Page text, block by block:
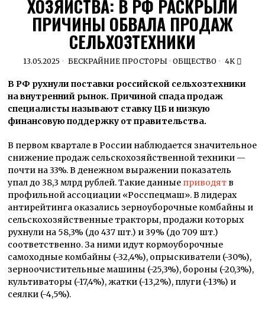
ХОЗЯЙСТВА: В РФ РАСКРЫЛИ
ПРИЧИНЫ ОБВАЛА ПРОДАЖ
СЕЛЬХОЗТЕХНИКИ
13.05.2025 БЕСКРАЙНИЕ ПРОСТОРЫ · ОБЩЕСТВО 4K
В РФ рухнули поставки российской сельхозтехники
на внутренний рынок. Причиной спада продаж
специалисты называют ставку ЦБ и низкую
финансовую поддержку от правительства.
В первом квартале в России наблюдается значительное
снижение продаж сельскохозяйственной техники —
почти на 33%. В денежном выражении показатель
упал до 38,3 млрд рублей. Такие данные приводят в
профильной ассоциации «Росспецмаш». В лидерах
антирейтинга оказались зерноуборочные комбайны и
сельскохозяйственные тракторы, продажи которых
рухнули на 58,3% (до 437 шт.) и 39% (до 709 шт.)
соответственно. За ними идут кормоуборочные
самоходные комбайны (-32,4%), опрыскиватели (-30%),
зерноочистительные машины (-25,3%), бороны (-20,3%),
культиваторы (-17,4%), жатки (-13,2%), плуги (-13%) и
сеялки (-4,5%).